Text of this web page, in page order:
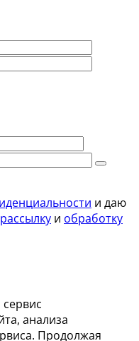
и даю
и обработку
анализа
Продолжая